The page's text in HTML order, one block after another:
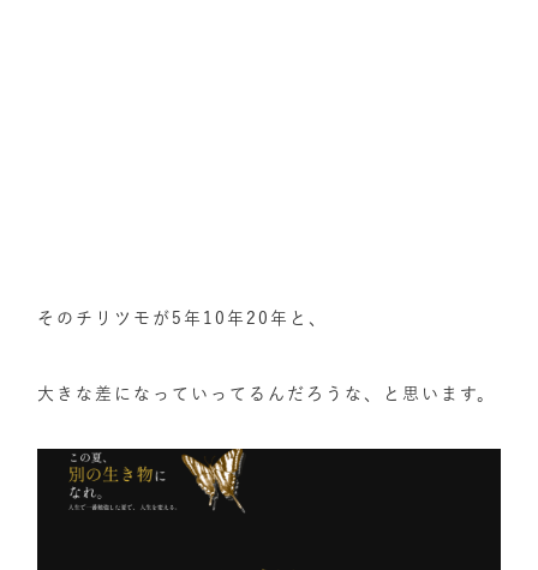
そのチリツモが5年10年20年と、
大きな差になっていってるんだろうな、と思います。